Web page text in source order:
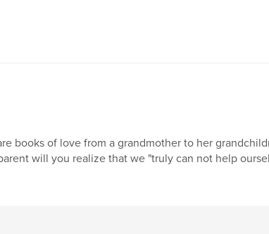
books of love from a grandmother to her
will you realize that we "truly can not help